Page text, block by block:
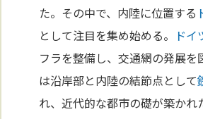
た。その中で、内陸に位置する
として注目を集め始める。 ドイ
フラを整備し、交通網の発展を
は沿岸部と内陸の結節点として
れ、近代的な都市の礎が築かれ